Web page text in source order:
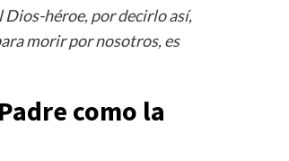
Dios-héroe, por decirlo así,
morir por nosotros, es
como la